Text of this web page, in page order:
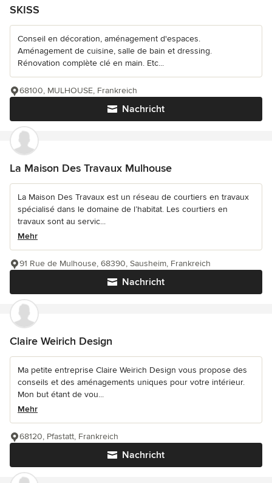
SKISS
Conseil en décoration, aménagement d'espaces.
Aménagement de cuisine, salle de bain et dressing.
Rénovation complète clé en main. Etc...
Nachricht
68100, MULHOUSE, Frankreich
La Maison Des Travaux Mulhouse
La Maison Des Travaux est un réseau de courtiers en travaux
spécialisé dans le domaine de l’habitat. Les courtiers en
travaux sont au servic...
Mehr
Nachricht
91 Rue de Mulhouse, 68390, Sausheim, Frankreich
Claire Weirich Design
Ma petite entreprise Claire Weirich Design vous propose des
conseils et des aménagements uniques pour votre intérieur.
Mon but étant de vou...
Mehr
Nachricht
68120, Pfastatt, Frankreich